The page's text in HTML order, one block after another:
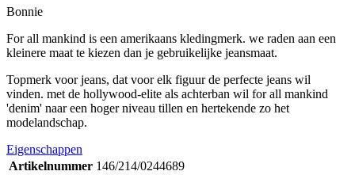
Bonnie
For all mankind is een amerikaans kledingmerk. we raden aan een
kleinere maat te kiezen dan je gebruikelijke jeansmaat.
Topmerk voor jeans, dat voor elk figuur de perfecte jeans wil
vinden. met de hollywood-elite als achterban wil for all mankind
'denim' naar een hoger niveau tillen en hertekende zo het
modelandschap.
Eigenschappen
Artikelnummer 146/214/0244689